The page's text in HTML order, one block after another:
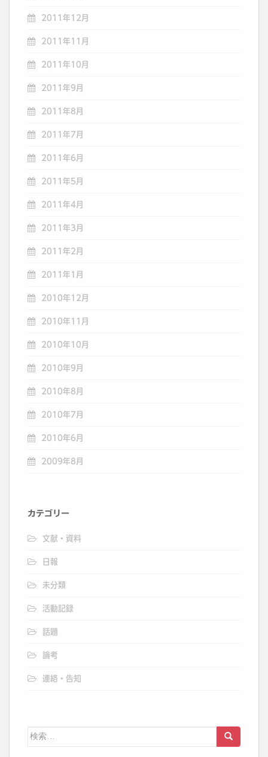
2011年12月
2011年11月
2011年10月
2011年9月
2011年8月
2011年7月
2011年6月
2011年5月
2011年4月
2011年3月
2011年2月
2011年1月
2010年12月
2010年11月
2010年10月
2010年9月
2010年8月
2010年7月
2010年6月
2009年8月
カテゴリー
文献・資料
日報
未分類
活動記録
話題
論考
連絡・告知
検